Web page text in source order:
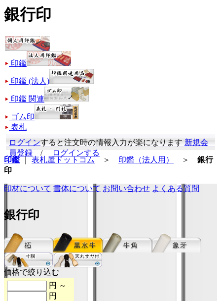
銀行印
印鑑
印鑑 (法人)
印鑑 関連
ゴム印
表札
ログインすると注文時の情報入力が楽になります新規会
員登録 /
ログインする
印鑑
表札屋ドットコム ＞ 印鑑（法人用） ＞ 銀行
印
印材について 書体について お問い合わせ よくある質問
銀行印
価格で絞り込む
円 ～
円